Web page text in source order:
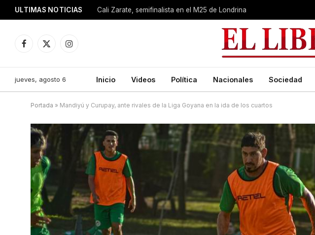
ULTIMAS NOTICIAS Cali Zarate, semifinalista en el M25 de Londrina
Facebook
X
Instagram
jueves, agosto 6 Inicio Videos Política Nacionales Sociedad
Portada » Mandiyú y Curupay, ante rivales de la Liga Goyana en la ida de los cuartos